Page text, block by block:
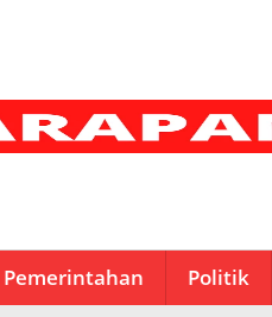
Pemerintahan Politik